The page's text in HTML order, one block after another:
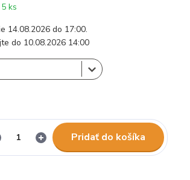
ks
14.08.2026 do 17:00.
do 10.08.2026 14:00
Pridať do košíka